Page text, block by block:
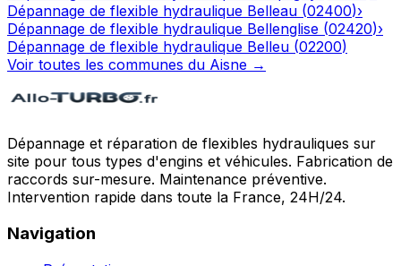
Dépannage de flexible hydraulique Belleau (02400)›
Dépannage de flexible hydraulique Bellenglise (02420)›
Dépannage de flexible hydraulique Belleu (02200)
Voir toutes les communes du Aisne →
Dépannage et réparation de flexibles hydrauliques sur
site pour tous types d'engins et véhicules. Fabrication de
raccords sur-mesure. Maintenance préventive.
Intervention rapide dans toute la France, 24H/24.
Navigation